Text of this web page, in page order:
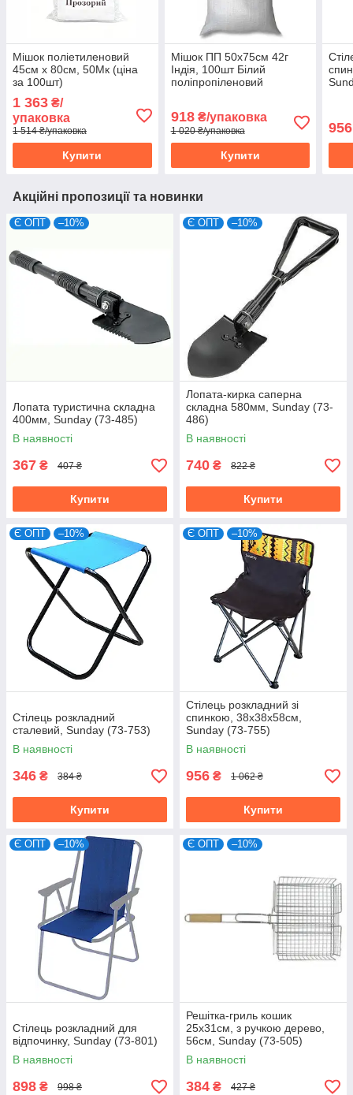
Мішок поліетиленовий
45см х 80см, 50Мк (ціна
за 100шт)
1 363 ₴/
упаковка
1 514 ₴/упаковка
Купити
Мішок ПП 50х75см 42г
Індія, 100шт Білий
поліпропіленовий
918₴/упаковка
1 020 ₴/упаковка
Купити
956
Акційні пропозиції та новинки
Є ОПТ –10%
Лопата туристична складна
400мм, Sunday (73-485)
В наявності
367 ₴ 407 ₴
Купити
Є ОПТ –10%
Лопата-кирка саперна
складна 580мм, Sunday (73-
486)
В наявності
740 ₴ 822 ₴
Купити
Є ОПТ –10%
Стілець розкладний
сталевий, Sunday (73-753)
В наявності
346 ₴ 384 ₴
Купити
Є ОПТ –10%
Стілець розкладний зі
спинкою, 38х38х58см,
Sunday (73-755)
В наявності
956 ₴ 1 062 ₴
Купити
Є ОПТ –10%
Стілець розкладний для
відпочинку, Sunday (73-801)
В наявності
898 ₴ 998 ₴
Є ОПТ –10%
Решітка-гриль кошик
25х31см, з ручкою дерево,
56см, Sunday (73-505)
В наявності
384 ₴ 427 ₴